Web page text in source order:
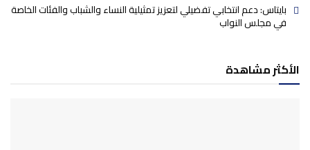
بايتاس: دعم انتخابي تفضيلي لتعزيز تمثيلية النساء والشباب والفئات الخاصة
في مجلس النواب
الأكثر مشاهدة